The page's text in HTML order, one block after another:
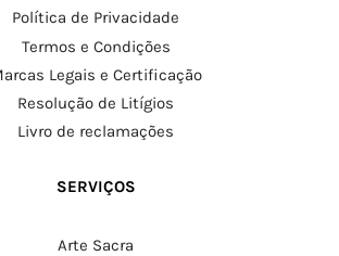
Política de Privacidade
Termos e Condições
Legais e Certificação
Resolução de Litígios
Livro de reclamações
SERVIÇOS
Arte Sacra